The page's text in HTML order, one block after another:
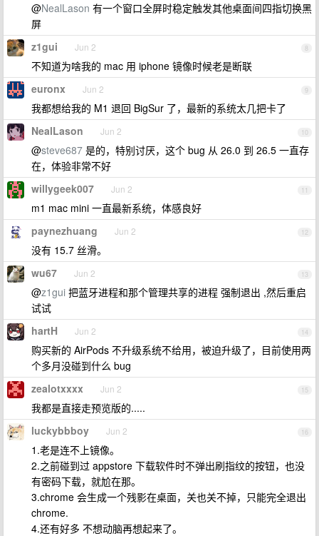
@NealLason 有一个窗口全屏时稳定触发其他桌面间四指切换黑
屏
8
z1gui Jun 2
不知道为啥我的 mac 用 iphone 镜像时候老是断联
9
euronx Jun 2
我都想给我的 M1 退回 BigSur 了，最新的系统太几把卡了
10
NealLason Jun 2
@steve687 是的，特别讨厌，这个 bug 从 26.0 到 26.5 一直存
在，体验非常不好
11
willygeek007 Jun 2
m1 mac mini 一直最新系统，体感良好
12
paynezhuang Jun 2
没有 15.7 丝滑。
13
wu67 Jun 2
@z1gui 把蓝牙进程和那个管理共享的进程 强制退出 ,然后重启
试试
14
hartH Jun 2
购买新的 AirPods 不升级系统不给用，被迫升级了，目前使用两
个多月没碰到什么 bug
15
zealotxxxx Jun 2
我都是直接走预览版的.....
16
luckybbboy Jun 2
1.老是连不上镜像。
2.之前碰到过 appstore 下载软件时不弹出刷指纹的按钮，也没
有密码下载，就尬在那。
3.chrome 会生成一个残影在桌面，关也关不掉，只能完全退出
chrome.
4.还有好多 不想动脑再想起来了。